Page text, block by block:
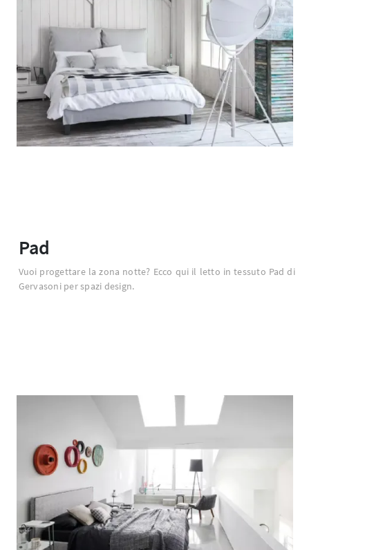
Pad
Vuoi progettare la zona notte? Ecco qui il letto in tessuto Pad di
Gervasoni per spazi design.